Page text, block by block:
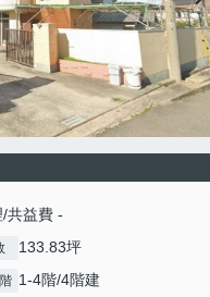
益費 -
133.83坪
1-4階/4階建